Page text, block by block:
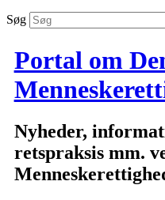
Søg
Portal om
Nyheder,
retspraksis mm.